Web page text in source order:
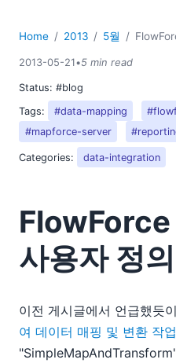
Home 2013 5월
2013-05-21•5 min read
Status: #blog
Tags:
#data-mapping
#mapforce-server
Categories: data-integration
FlowForce
사용자 정
이전 게시글에서 언급했듯
여 데이터 매핑 및 변환 작